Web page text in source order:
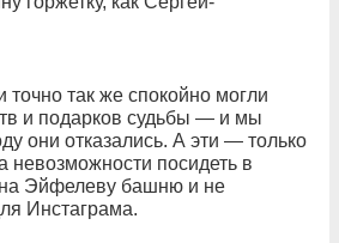
точно так же спокойно могли
и подарков судьбы — и мы
они отказались. А эти — только
невозможности посидеть в
Эйфелеву башню и не
Инстаграма.